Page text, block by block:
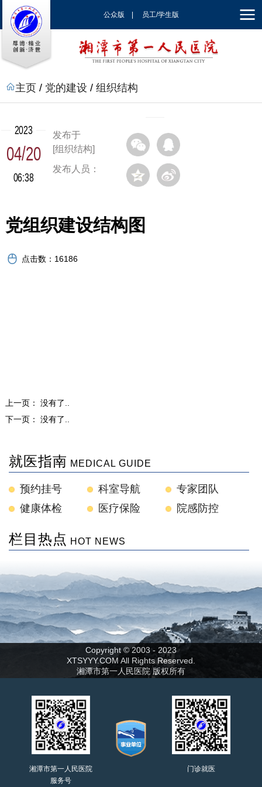
公众版 员工/学生版
| EN
主页 / 党的建设 / 组织结构
2023
04/20
06:38
发布于
[组织结构]
发布人员：
党组织建设结构图
点击数： 16186
上一页： 没有了..
下一页： 没有了..
就医指南 MEDICAL GUIDE
预约挂号 科室导航
专家团队
健康体检
医疗保险 院感防控
栏目热点 HOT NEWS
Copyright © 2003 - 2023
XTSYYY.COM All Rights Reserved.
湘潭市第一人民医院 版权所有
湘潭市第一人民医院
服务号
门诊就医